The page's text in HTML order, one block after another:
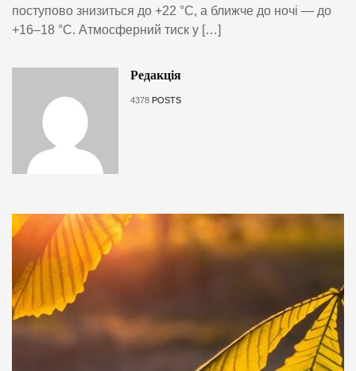
поступово знизиться до +22 °C, а ближче до ночі — до
+16–18 °C. Атмосферний тиск у […]
Редакція
4378 POSTS